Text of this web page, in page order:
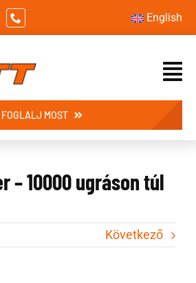
English
FOGLALJ MOST
– 10000 ugráson túl
Következő